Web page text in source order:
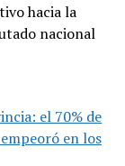
hacia la
nacional
el 70% de
en los